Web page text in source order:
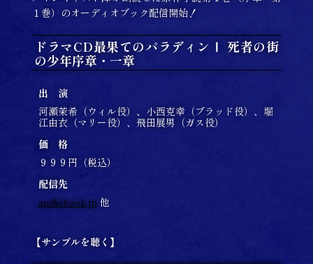
１巻）のオーディオブック配信開始！
ドラマCD最果てのパラディンⅠ 死者の街
の少年序章・一章
出 演
河瀬茉希（ウィル役）、小西克幸（ブラッド役）、堀
江由衣（マリー役）、飛田展男（ガス役）
価 格
９９９円（税込）
配信先
audiobook.jp 他
【サンプルを聴く】